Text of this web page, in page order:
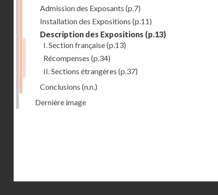
Admission des Exposants (p.7)
Installation des Expositions (p.11)
Description des Expositions (p.13)
I. Section française(p.13)
Récompenses (p.34)
II. Sections étrangères (p.37)
Conclusions (n.n.)
Dernière image